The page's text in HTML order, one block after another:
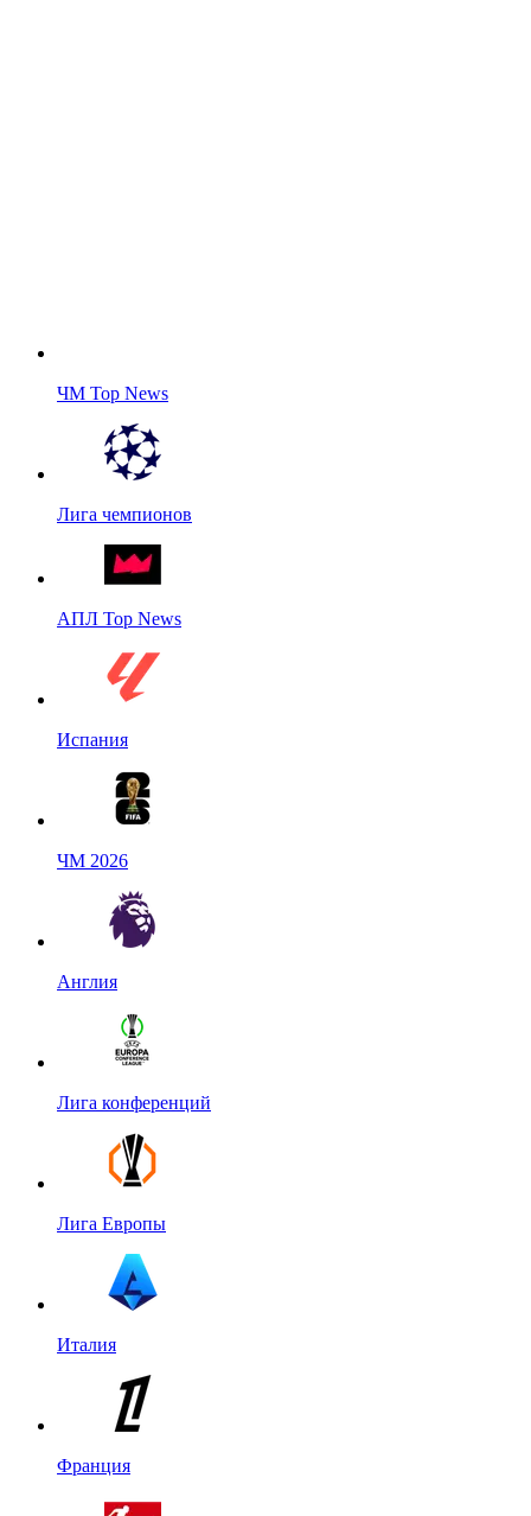
ЧМ Top News
Лига чемпионов
АПЛ Top News
Испания
ЧМ 2026
Англия
Лига конференций
Лига Европы
Италия
Франция